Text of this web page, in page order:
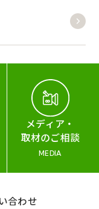
メディア・
取材のご相談
MEDIA
合わせ